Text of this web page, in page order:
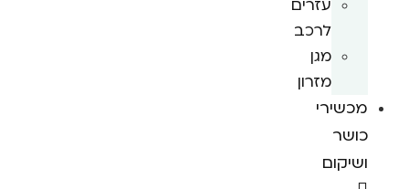
עזרים
לרכב
מגן
מזרון
מכשירי
כושר
ושיקום